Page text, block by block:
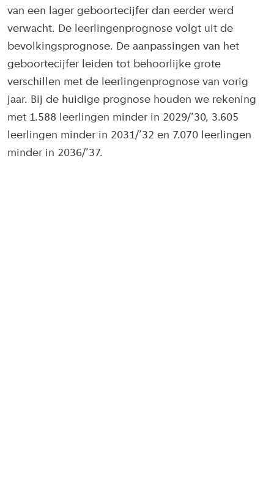
van een lager geboortecijfer dan eerder werd
verwacht. De leerlingenprognose volgt uit de
bevolkingsprognose. De aanpassingen van het
geboortecijfer leiden tot behoorlijke grote
verschillen met de leerlingenprognose van vorig
jaar. Bij de huidige prognose houden we rekening
met 1.588 leerlingen minder in 2029/’30, 3.605
leerlingen minder in 2031/’32 en 7.070 leerlingen
minder in 2036/’37.